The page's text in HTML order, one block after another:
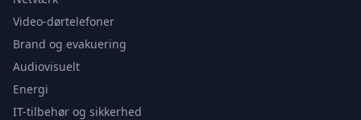
Video-dørtelefoner
Brand og evakuering
Audiovisuelt
Energi
IT-tilbehør og sikkerhed